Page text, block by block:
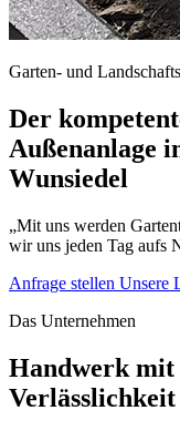
Garten- und
Der
Außenanlage
Wunsiedel
„Mit uns werden
wir uns jeden Tag aufs
Anfrage stellen Unsere
Das Unternehmen
Handwerk
Verlässlichkeit